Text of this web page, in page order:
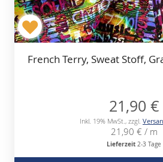
French Terry, Sweat Stoff,
21,90 €
Inkl. 19% MwSt., zzgl.
21,90 € / m
Lieferzeit 2-3 Tage